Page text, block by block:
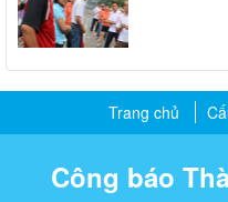
Trang chủ
Công báo